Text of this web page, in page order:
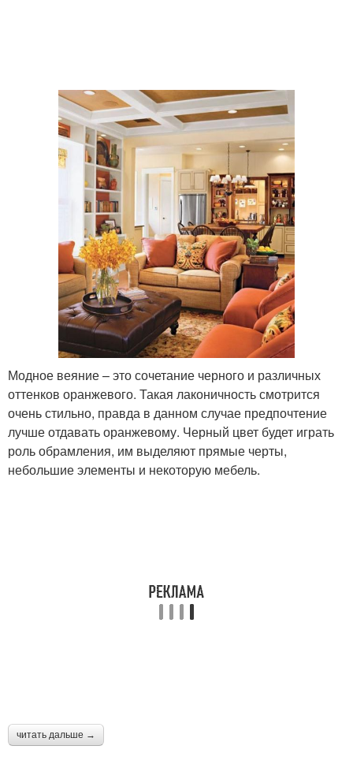
Модное веяние – это сочетание черного и различных
оттенков оранжевого. Такая лаконичность смотрится
очень стильно, правда в данном случае предпочтение
лучше отдавать оранжевому. Черный цвет будет играть
роль обрамления, им выделяют прямые черты,
небольшие элементы и некоторую мебель.
читать дальше →